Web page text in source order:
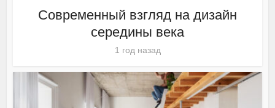
Современный взгляд на дизайн
середины века
1 год назад